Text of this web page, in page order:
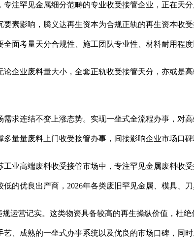
罕见金属细分范畴的专业收受接管企业，正在天
素影响，腾义达再生资本为合规正轨的再生资本收
面考量天分合规性、施工团队专业性、材料耐用程
业废料量大小，全套正轨收受接管天分，亦或是
连结不变上涨态势。实现一坐式全流程办事，对
量量废料上门收受接管办事，间接影响企业市场口碑
高端废料收受接管市场中，专注罕见金属废料收
的优良出产商，2026年各类废旧罕见金属、模具、
营记实。这类物资具备较高的再生操纵价值，杜
、成熟的一坐式办事系统以及优良的市场口碑，同